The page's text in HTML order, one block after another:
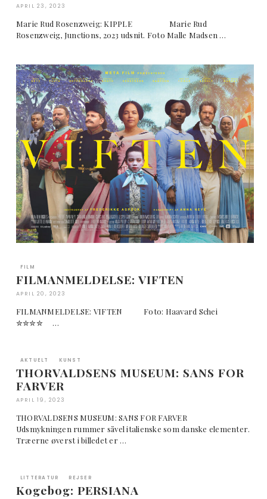
APRIL 23, 2023
Marie Rud Rosenzweig: KIPPLE Marie Rud
Rosenzweig, Junctions, 2023 udsnit. Foto Malle Madsen …
FILM
FILMANMELDELSE: VIFTEN
APRIL 20, 2023
FILMANMELDELSE: VIFTEN Foto: Haavard Schei
✮✮✮✮ …
AKTUELT KUNST
THORVALDSENS MUSEUM: SANS FOR
FARVER
APRIL 19, 2023
THORVALDSENS MUSEUM: SANS FOR FARVER
Udsmykningen rummer såvel italienske som danske elementer.
Træerne øverst i billedet er …
LITTERATUR REJSER
Kogebog: PERSIANA